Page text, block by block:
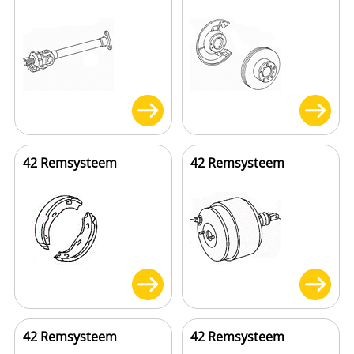
42 Remsysteem 42 Remsysteem
42 Remsysteem 42 Remsysteem